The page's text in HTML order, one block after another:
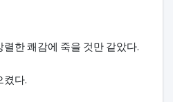
한 쾌감에 죽을 것만 같았다.
켰다.